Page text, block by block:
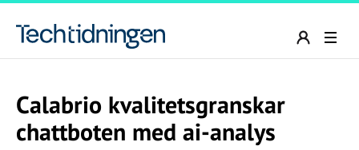
Calabrio kvalitetsgranskar
chattboten med ai-analys